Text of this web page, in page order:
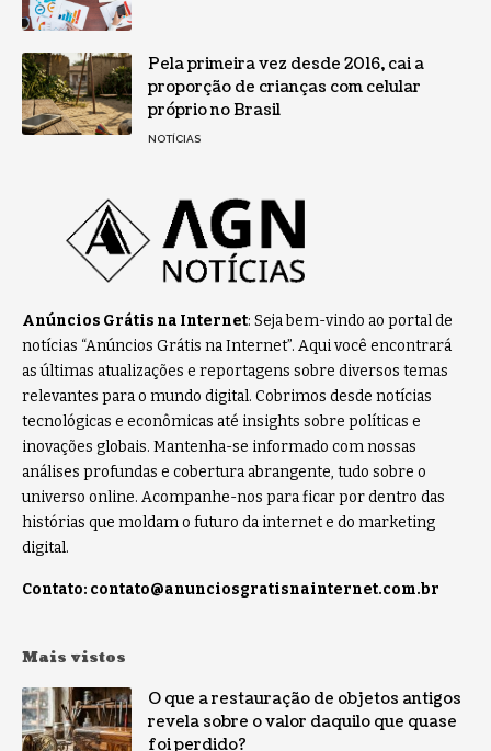
Pela primeira vez desde 2016, cai a
proporção de crianças com celular
próprio no Brasil
NOTÍCIAS
Anúncios Grátis na Internet: Seja bem-vindo ao portal de
notícias “Anúncios Grátis na Internet”. Aqui você encontrará
as últimas atualizações e reportagens sobre diversos temas
relevantes para o mundo digital. Cobrimos desde notícias
tecnológicas e econômicas até insights sobre políticas e
inovações globais. Mantenha-se informado com nossas
análises profundas e cobertura abrangente, tudo sobre o
universo online. Acompanhe-nos para ficar por dentro das
histórias que moldam o futuro da internet e do marketing
digital.
Contato: contato@anunciosgratisnainternet.com.br
Mais vistos
O que a restauração de objetos antigos
revela sobre o valor daquilo que quase
foi perdido?